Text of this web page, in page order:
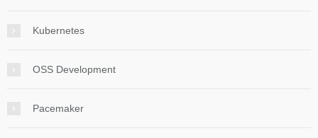
Kubernetes
OSS Development
Pacemaker